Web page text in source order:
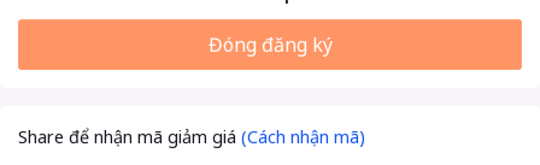
Đóng đăng ký
Share để nhận mã giảm giá (Cách nhận mã)